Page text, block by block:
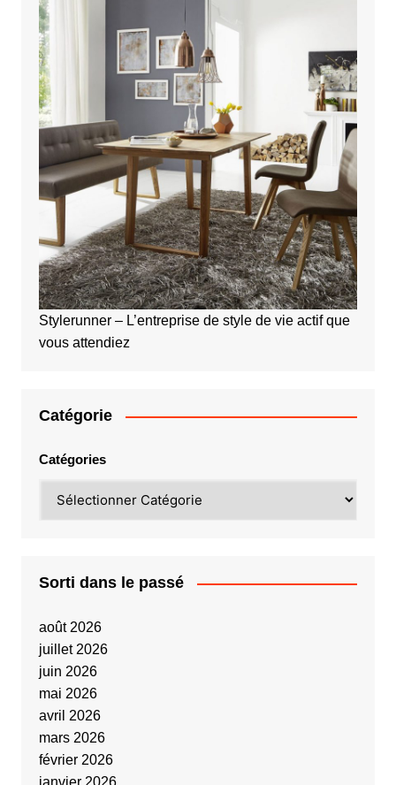
Stylerunner – L’entreprise de style de vie actif que
vous attendiez
Catégorie
Catégories
Sorti dans le passé
août 2026
juillet 2026
juin 2026
mai 2026
avril 2026
mars 2026
février 2026